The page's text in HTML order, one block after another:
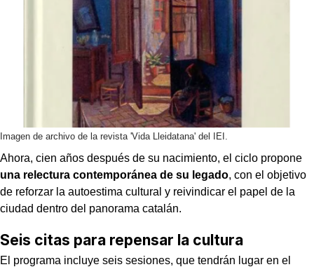
Imagen de archivo de la revista 'Vida Lleidatana' del IEI.
Ahora, cien años después de su nacimiento, el ciclo propone
una relectura contemporánea de su legado, con el objetivo
de reforzar la autoestima cultural y reivindicar el papel de la
ciudad dentro del panorama catalán.
Seis citas para repensar la cultura
El programa incluye seis sesiones, que tendrán lugar en el